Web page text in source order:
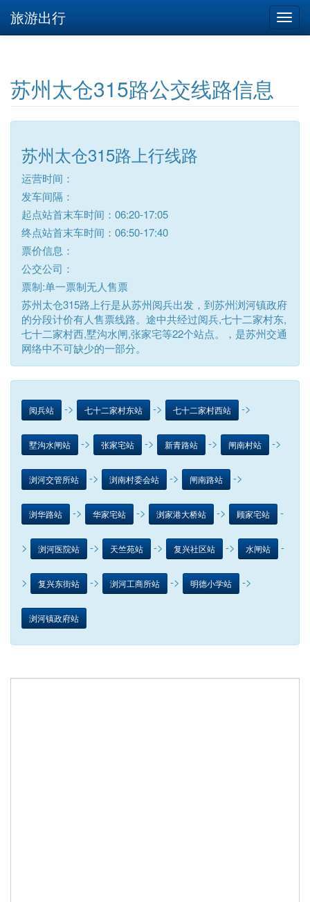
旅游出行
苏州太仓315路公交线路信息
苏州太仓315路上行线路
运营时间：
发车间隔：
起点站首末车时间：06:20-17:05
终点站首末车时间：06:50-17:40
票价信息：
公交公司：
票制:单一票制无人售票
苏州太仓315路上行是从苏州阅兵出发，到苏州浏河镇政府
的分段计价有人售票线路。途中共经过阅兵,七十二家村东,
七十二家村西,墅沟水闸,张家宅等22个站点。，是苏州交通
网络中不可缺少的一部分。
阅兵站 -> 七十二家村东站 -> 七十二家村西站 ->
墅沟水闸站 -> 张家宅站 -> 新青路站 -> 闸南村站 ->
浏河交管所站 -> 浏南村委会站 -> 闸南路站 ->
浏华路站 -> 华家宅站 -> 浏家港大桥站 -> 顾家宅站 -
> 浏河医院站 -> 天竺苑站 -> 复兴社区站 -> 水闸站 -
> 复兴东街站 -> 浏河工商所站 -> 明德小学站 ->
浏河镇政府站